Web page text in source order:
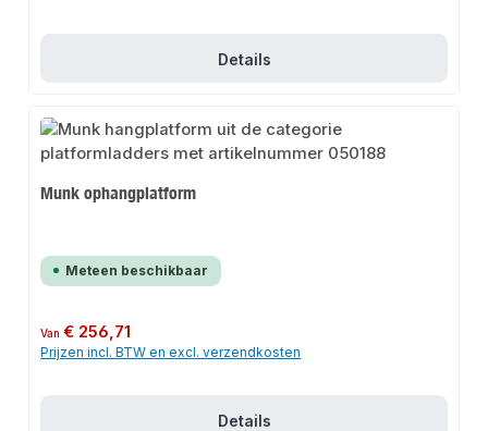
Details
Munk ophangplatform
Meteen beschikbaar
Normale prijs:
Van€ 256,71
Prijzen incl. BTW en excl. verzendkosten
Details